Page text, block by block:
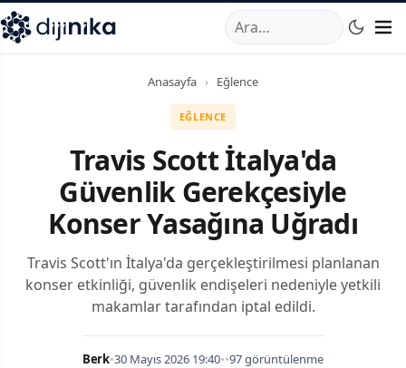
,Marmara Mahallesi,Beylikdüzü34520TRTelefon:0850
Anasayfa › Eğlence
EĞLENCE
Travis Scott İtalya'da
Güvenlik Gerekçesiyle
Konser Yasağına Uğradı
Travis Scott'ın İtalya'da gerçekleştirilmesi planlanan
konser etkinliği, güvenlik endişeleri nedeniyle yetkili
makamlar tarafından iptal edildi.
Berk•30 Mayıs 2026 19:40••97 görüntülenme